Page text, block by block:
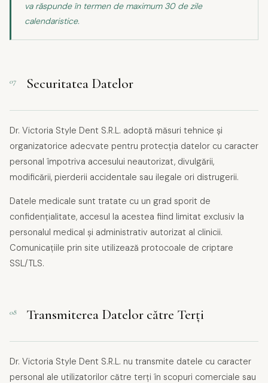
va răspunde în termen de maximum 30 de zile
calendaristice.
07 Securitatea Datelor
Dr. Victoria Style Dent S.R.L. adoptă măsuri tehnice și
organizatorice adecvate pentru protecția datelor cu caracter
personal împotriva accesului neautorizat, divulgării,
modificării, pierderii accidentale sau ilegale ori distrugerii.
Datele medicale sunt tratate cu un grad sporit de
confidențialitate, accesul la acestea fiind limitat exclusiv la
personalul medical și administrativ autorizat al clinicii.
Comunicațiile prin site utilizează protocoale de criptare
SSL/TLS.
08 Transmiterea Datelor către Terți
Dr. Victoria Style Dent S.R.L. nu transmite datele cu caracter
personal ale utilizatorilor către terți în scopuri comerciale sau